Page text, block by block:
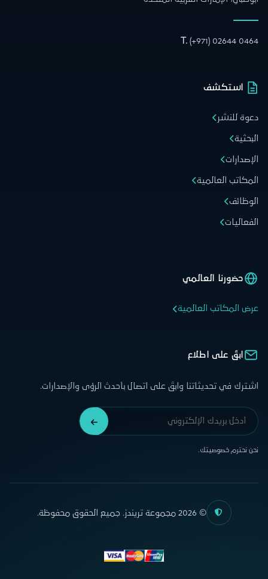
T. (+971) 02644 0464
استكشف
دعوة للنشر
البحثية
الإصدارات
المكاتب العالمية
الوظائف
الفعاليات
حضورنا العالمي
عرض المكاتب العالمية
ابقَ على اطلاع
اشترك في تحديثاتنا وابقَ على اتصال بأحدث الرؤى والإصدارات.
نحن نحترم خصوصيتك.
© 2026 مجموعة تريندز. جميع الحقوق محفوظة.